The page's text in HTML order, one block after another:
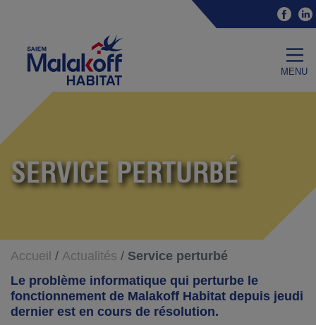
Malakoff Habitat
SERVICE PERTURBÉ
Accueil Actualités
Service perturbé
Le problème informatique qui perturbe le
fonctionnement de Malakoff Habitat depuis jeudi
dernier est en cours de résolution.